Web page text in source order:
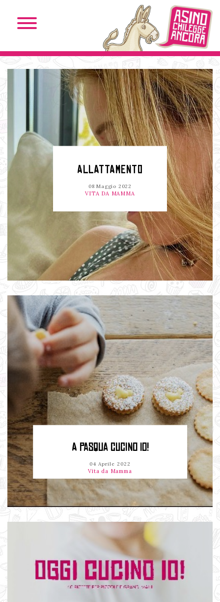
ALLATTAMENTO
08 Maggio 2022
VITA DA MAMMA
A PASQUA CUCINO IO!
04 Aprile 2022
Vita da Mamma